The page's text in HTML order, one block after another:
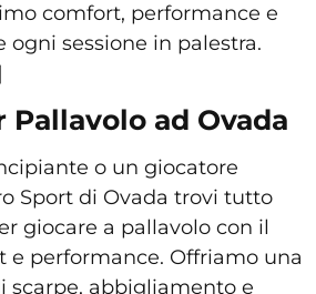
comfort, performance e
ogni sessione in palestra.
ad Ovada
o un giocatore
Sport di Ovada trovi tutto
giocare a pallavolo con il
e performance. Offriamo una
scarpe, abbigliamento e